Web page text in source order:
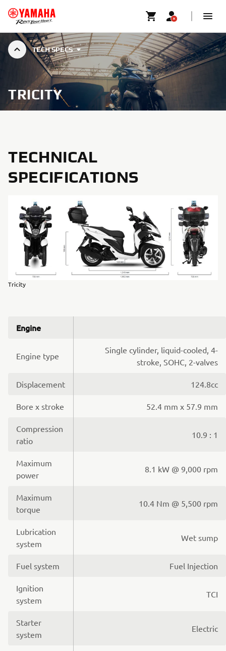
TECH SPECS
TRICITY
TECHNICAL
SPECIFICATIONS
Tricity
Engine
Engine type
Single cylinder, liquid-cooled, 4-
stroke, SOHC, 2-valves
Displacement 124.8cc
Bore x stroke 52.4 mm x 57.9 mm
Compression
ratio
10.9 : 1
Maximum
power
8.1 kW @ 9,000 rpm
Maximum
torque
10.4 Nm @ 5,500 rpm
Lubrication
system
Wet sump
Fuel system Fuel Injection
Ignition
system
TCI
Starter
system
Electric